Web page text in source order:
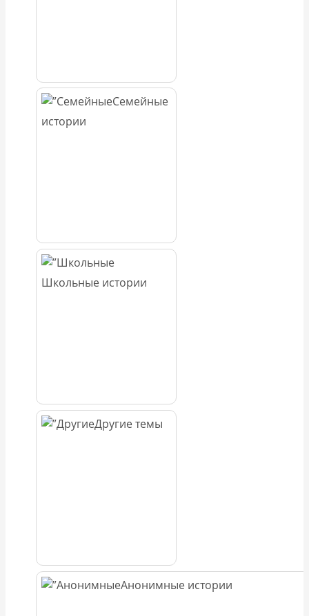
Семейные
истории
Школьные истории
Другие темы
Анонимные истории